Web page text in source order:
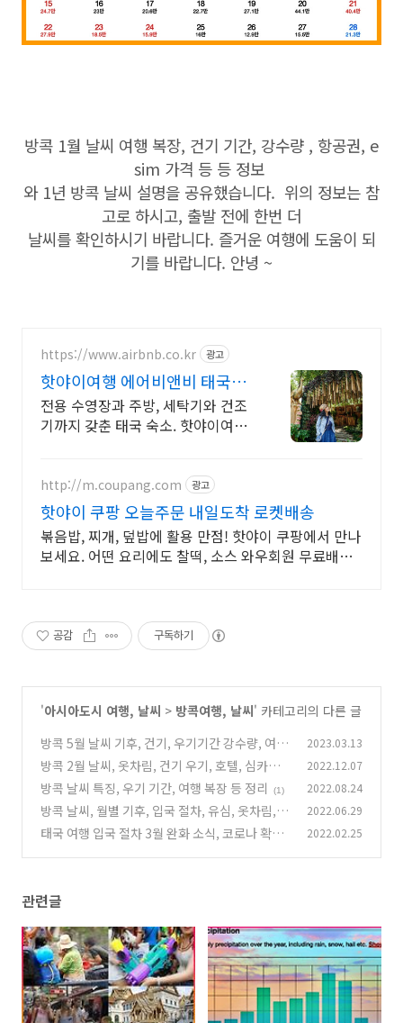
방콕 1월 날씨 여행 복장, 건기 기간, 강수량 , 항공권, e
sim 가격 등 등 정보
와 1년 방콕 날씨 설명을 공유했습니다. 위의 정보는 참
고로 하시고, 출발 전에 한번 더
날씨를 확인하시기 바랍니다. 즐거운 여행에 도움이 되
기를 바랍니다. 안녕 ~
https://www.airbnb.co.kr 광고
핫야이여행 에어비앤비 태국에
서 살아보기
전용 수영장과 주방, 세탁기와 건조
기까지 갖춘 태국 숙소. 핫야이여행.
세요.
http://m.coupang.com 광고
핫야이 쿠팡 오늘주문 내일도착 로켓배송
볶음밥, 찌개, 덮밥에 활용 만점! 핫야이 쿠팡에서 만나
보세요. 어떤 요리에도 찰떡, 소스 와우회원 무료배송
공감 구독하기
'아시아도시 여행, 날씨 > 방콕여행, 날씨' 카테고리의 다른 글
방콕 5월 날씨 기후, 건기, 우기기간 강수량, 여행
옷, 심카드, 호텔 가격
(2)
2023.03.13
방콕 2월 날씨, 옷차림, 건기 우기, 호텔, 심카드
가격 정보
(0)
2022.12.07
방콕 날씨 특징, 우기 기간, 여행 복장 등 정리 (1) 2022.08.24
방콕 날씨, 월별 기후, 입국 절차, 유심, 옷차림, 우
기 정보
(0)
2022.06.29
태국 여행 입국 절차 3월 완화 소식, 코로나 확진
2022.02.25
관련글